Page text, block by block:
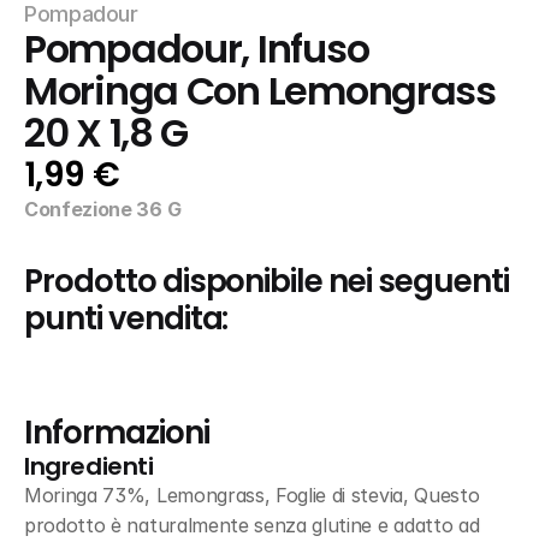
Pompadour
Pompadour, Infuso
Moringa Con Lemongrass
20 X 1,8 G
1,99 €
Confezione 36 G
Prodotto disponibile nei seguenti
punti vendita:
Informazioni
Ingredienti
Moringa 73%, Lemongrass, Foglie di stevia, Questo
prodotto è naturalmente senza glutine e adatto ad